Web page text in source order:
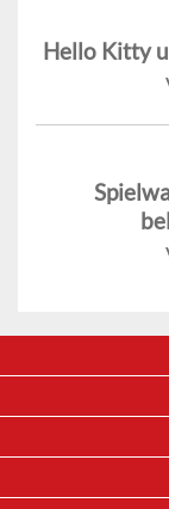
Hello Kitty